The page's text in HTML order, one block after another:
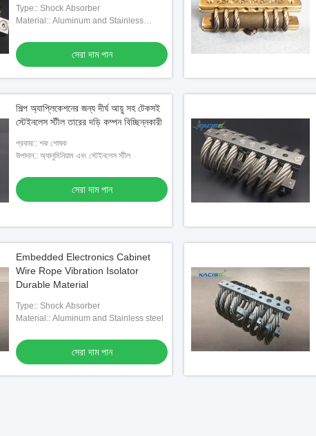
Type:: Shock Absorber
Material:: Aluminum and Stainless
সেরা দাম পান
শিল্প অ্যাপ্লিকেশনের জন্য দীর্ঘ আয়ু সহ টেকসই
স্টেইনলেস স্টীল তারের দড়ি কম্পন বিচ্ছিন্নকারী
প্রকার:: শক শোষক
উপাদান:: অ্যালুমিনিয়াম এবং স্টেইনলেস স্টীল
সেরা দাম পান
Embedded Electronics Cabinet
Wire Rope Vibration Isolator
Durable Material
Type:: Shock Absorber
Material:: Aluminum and Stainless steel
সেরা দাম পান